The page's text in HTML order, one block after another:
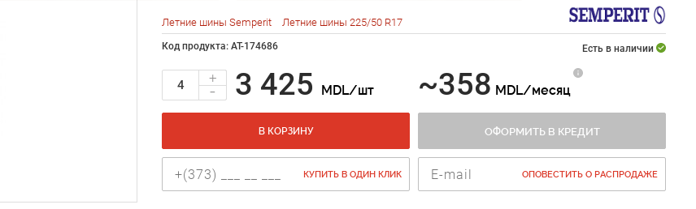
Летние шины Semperit Летние шины 225/50 R17
Код продукта: AT-174686 Есть в наличии
+
- 3 425 MDL/шт ~358 MDL/месяц
В КОРЗИНУ ОФОРМИТЬ В КРЕДИТ
КУПИТЬ В ОДИН КЛИК ОПОВЕСТИТЬ О РАСПРОДАЖЕ